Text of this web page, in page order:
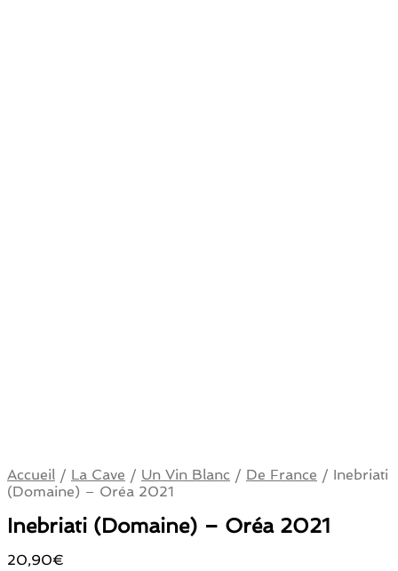
Accueil / La Cave / Un Vin Blanc / De France / Inebriati
(Domaine) – Oréa 2021
Inebriati (Domaine) – Oréa 2021
20,90€